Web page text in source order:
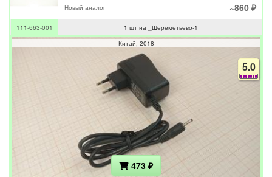
Новый аналог ~860 ₽
111-663-001
1 шт на _Шереметьево-1
Китай 2018
5.0
473 ₽